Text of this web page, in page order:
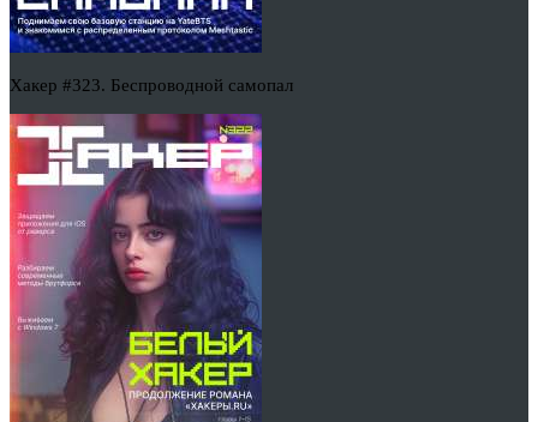
Хакер #323. Беспроводной самопал